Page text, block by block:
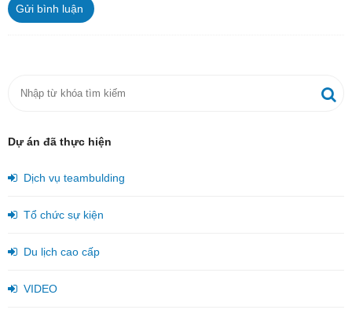
Gửi bình luận
Dự án đã thực hiện
Dịch vụ teambulding
Tổ chức sự kiện
Du lịch cao cấp
VIDEO